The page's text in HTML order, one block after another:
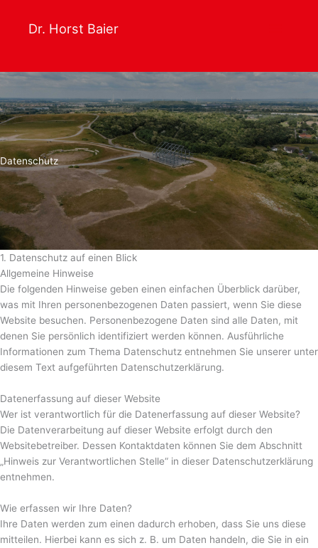
Dr. Horst Baier
Datenschutz
1. Datenschutz auf einen Blick
Allgemeine Hinweise
Die folgenden Hinweise geben einen einfachen Überblick darüber,
was mit Ihren personenbezogenen Daten passiert, wenn Sie diese
Website besuchen. Personenbezogene Daten sind alle Daten, mit
denen Sie persönlich identifiziert werden können. Ausführliche
Informationen zum Thema Datenschutz entnehmen Sie unserer unter
diesem Text aufgeführten Datenschutzerklärung.
Datenerfassung auf dieser Website
Wer ist verantwortlich für die Datenerfassung auf dieser Website?
Die Datenverarbeitung auf dieser Website erfolgt durch den
Websitebetreiber. Dessen Kontaktdaten können Sie dem Abschnitt
„Hinweis zur Verantwortlichen Stelle“ in dieser Datenschutzerklärung
entnehmen.
Wie erfassen wir Ihre Daten?
Ihre Daten werden zum einen dadurch erhoben, dass Sie uns diese
mitteilen. Hierbei kann es sich z. B. um Daten handeln, die Sie in ein